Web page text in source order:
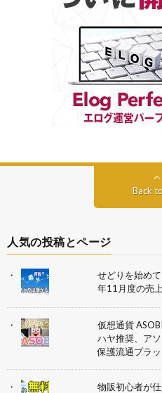
Back
人気の投稿とページ
せどりを始め
年11月度の売
仮想通貨
ハヤ推奨、ア
保護流通プラ
物販初心者が